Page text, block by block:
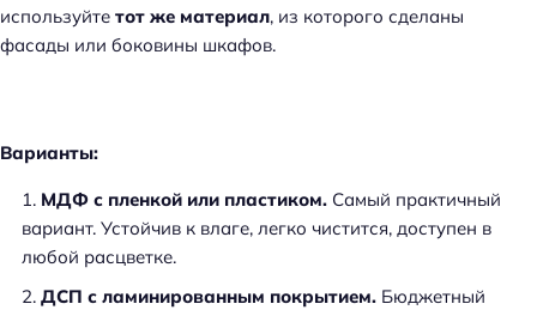
используйте тот же материал, из которого сделаны
фасады или боковины шкафов.
Варианты:
МДФ с пленкой или пластиком. Самый практичный
вариант. Устойчив к влаге, легко чистится, доступен в
любой расцветке.
ДСП с ламинированным покрытием. Бюджетный